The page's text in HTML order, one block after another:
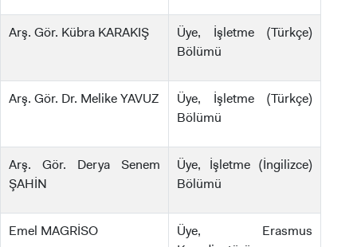
Arş. Gör. Kübra KARAKIŞ
Üye, İşletme (Türkçe)
Bölümü
Arş. Gör. Dr. Melike YAVUZ
Üye, İşletme (Türkçe)
Bölümü
Arş. Gör. Derya Senem
ŞAHİN
Üye, İşletme (İngilizce)
Bölümü
Emel MAGRİSO
Üye, Erasmus